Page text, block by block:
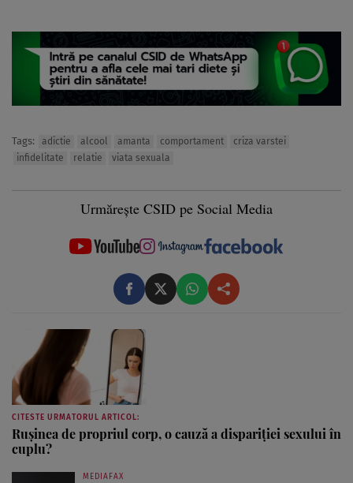
Tags: adictie alcool amanta comportament
criza varstei
infidelitate
relatie viata sexuala
Urmărește CSID pe Social Media
CITESTE URMATORUL ARTICOL:
Ruşinea de propriul corp, o cauză a dispariţiei sexului în
cuplu?
MEDIAFAX